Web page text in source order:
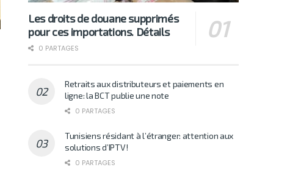
Les droits de douane supprimés
pour ces importations. Détails
0 PARTAGES
Retraits aux distributeurs et paiements en
ligne: la BCT publie une note
0 PARTAGES
Tunisiens résidant à l’étranger: attention aux
solutions d’IPTV!
0 PARTAGES